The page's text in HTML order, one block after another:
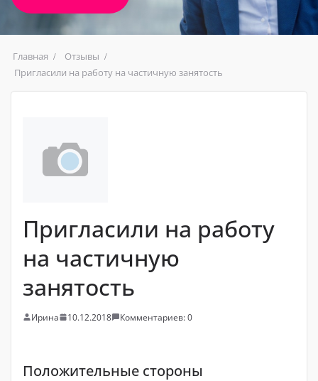
Главная
Отзывы
Пригласили на работу на частичную занятость
Пригласили на работу
на частичную
занятость
Ирина 10.12.2018 Комментариев: 0
Положительные стороны